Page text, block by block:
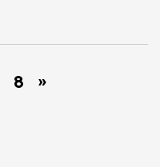
8 »